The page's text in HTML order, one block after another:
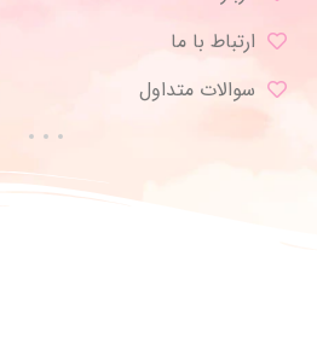
ارتباط با ما
سوالات متداول